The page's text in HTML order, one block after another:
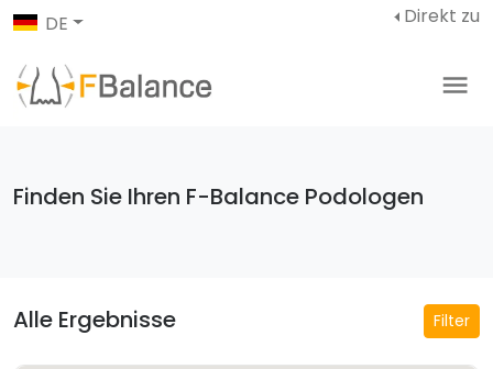
DE Direkt zu
Finden Sie Ihren F-Balance Podologen
Alle Ergebnisse Filter